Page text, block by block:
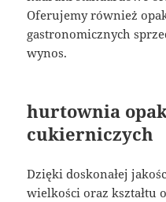
Oferujemy również
gastronomicznych
wynos.
hurtownia
cukierniczych
Dzięki doskonałej
wielkości oraz kształtu